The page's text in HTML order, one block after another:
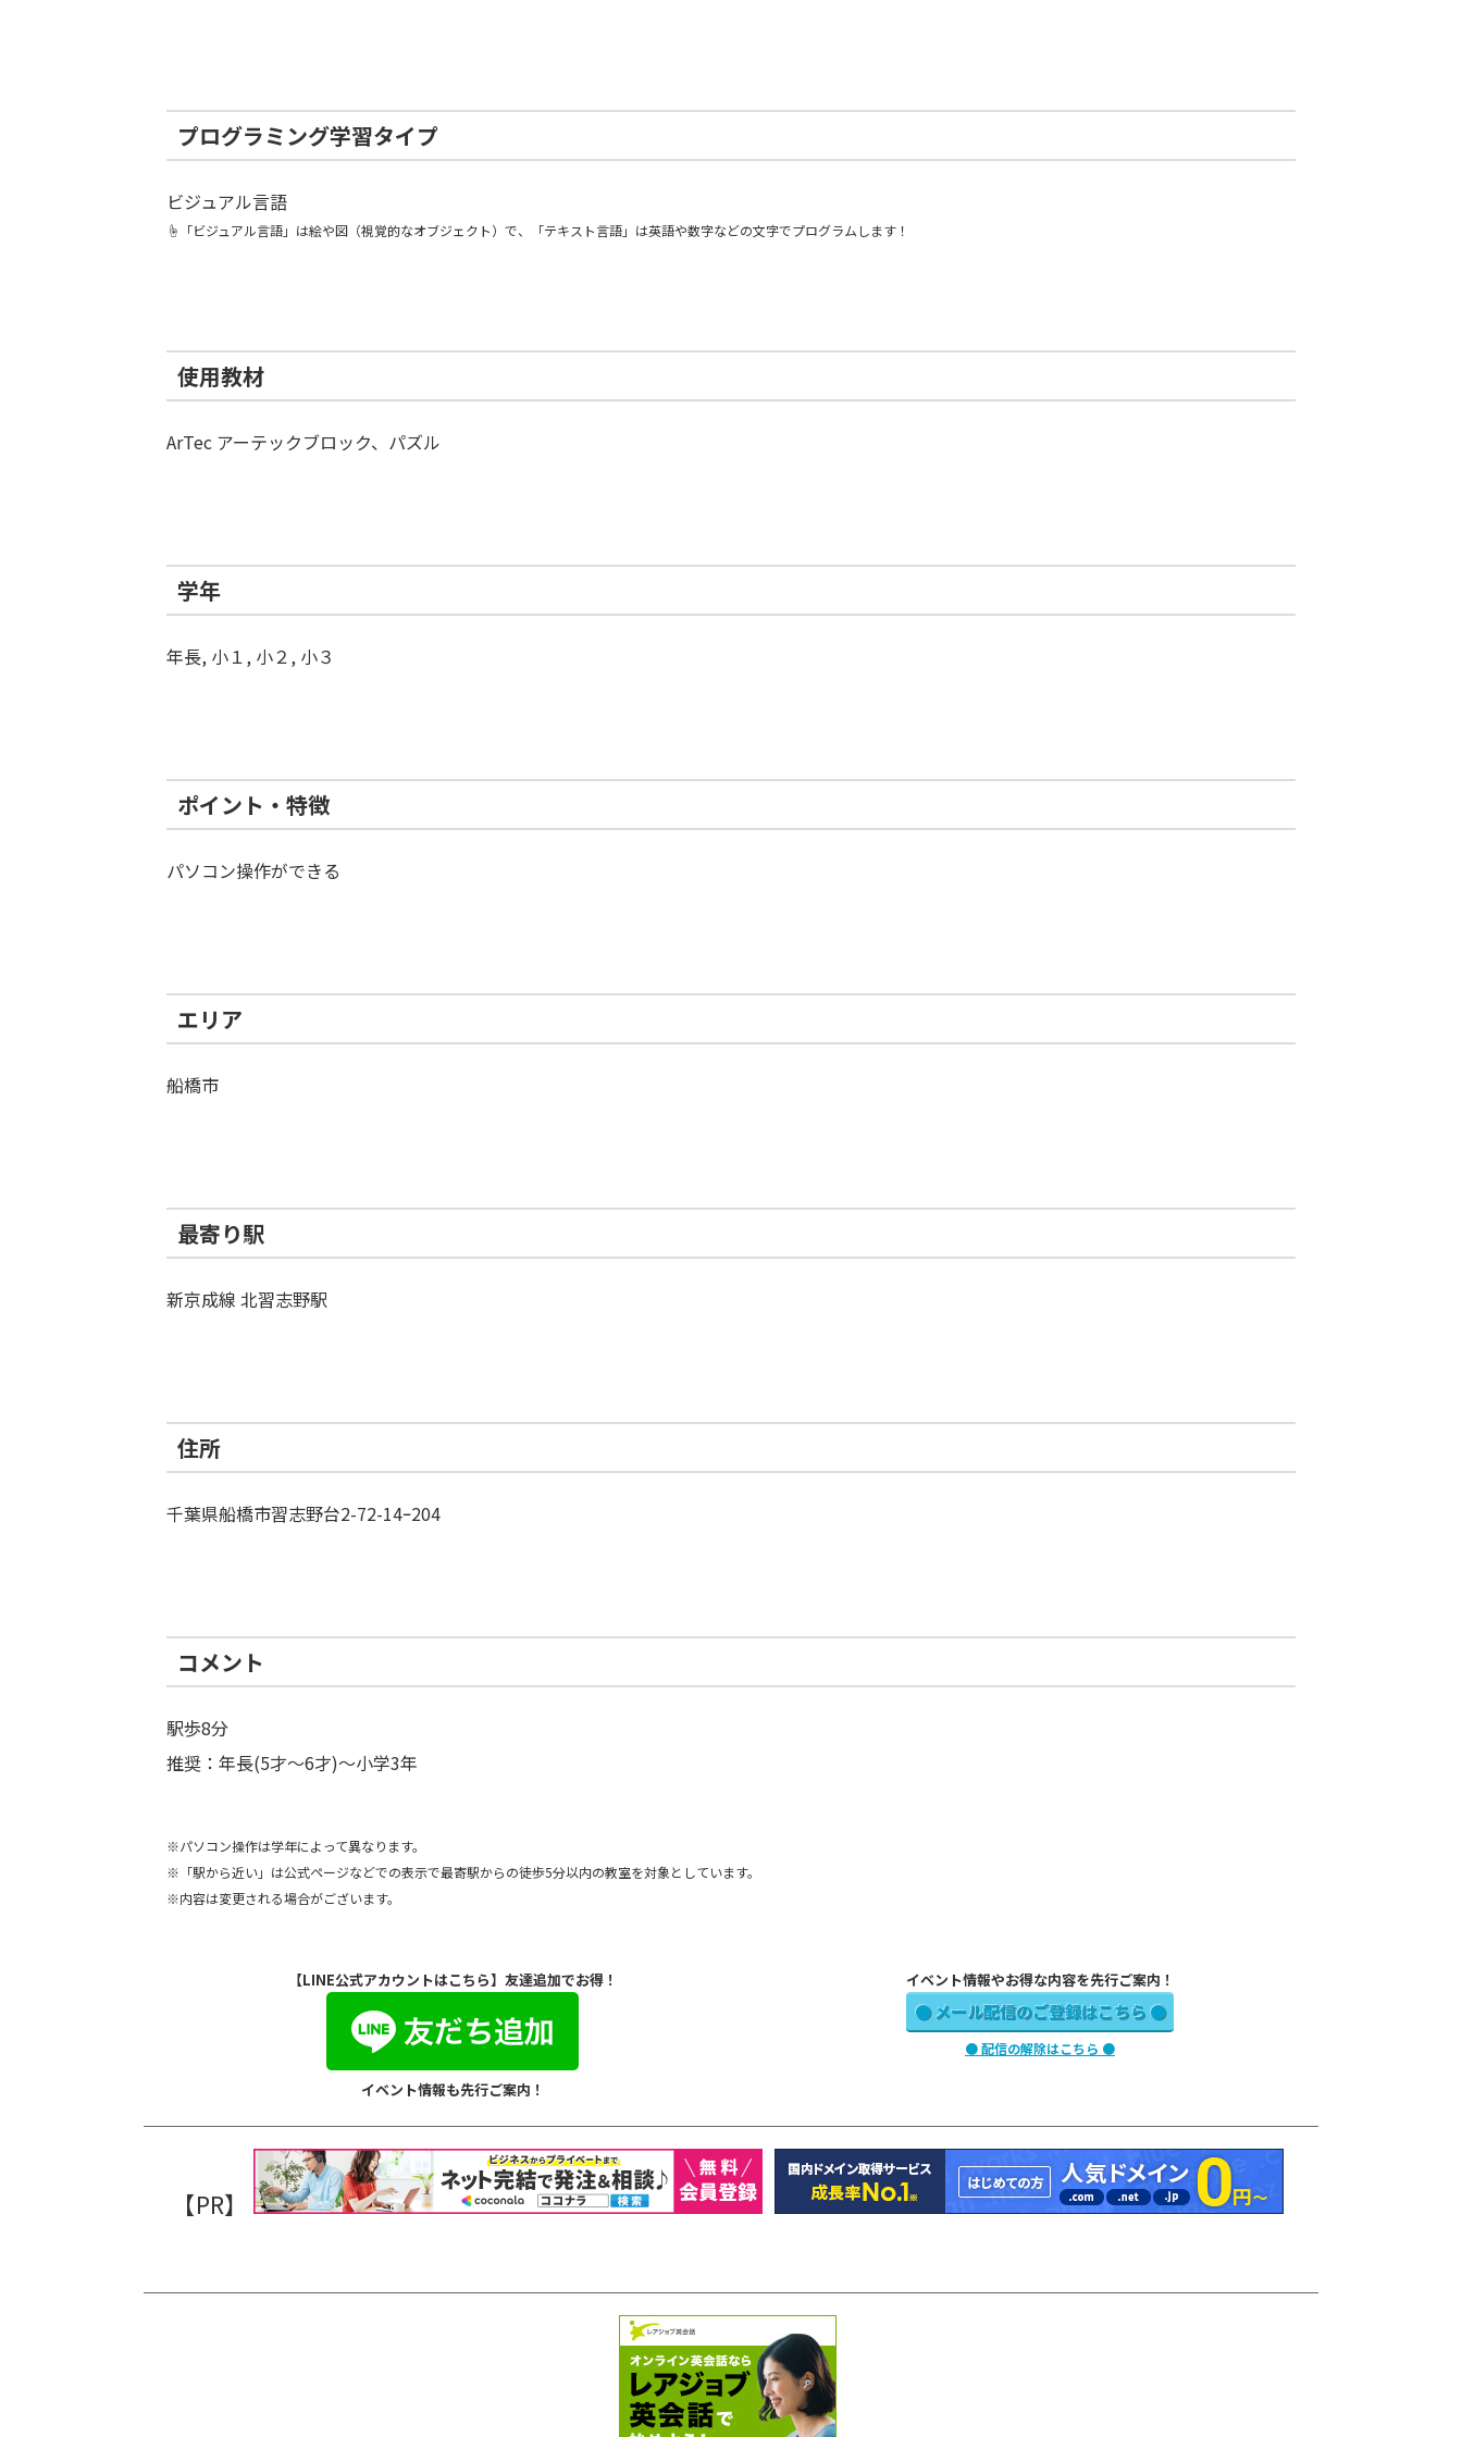
プログラミング学習タイプ
ビジュアル言語
☝️「ビジュアル言語」は絵や図（視覚的なオブジェクト）で、「テキスト言語」は英語や数字などの文字でプログラムします！
使用教材
ArTec アーテックブロック、パズル
学年
年長, 小１, 小２, 小３
ポイント・特徴
パソコン操作ができる
エリア
船橋市
最寄り駅
新京成線 北習志野駅
住所
千葉県船橋市習志野台2-72-14ｰ204
コメント
駅歩8分
推奨：年長(5才〜6才)〜小学3年
※パソコン操作は学年によって異なります。
※「駅から近い」は公式ページなどでの表示で最寄駅からの徒歩5分以内の教室を対象としています。
※内容は変更される場合がございます。
【LINE公式アカウントはこちら】友達追加でお得！
イベント情報も先行ご案内！
イベント情報やお得な内容を先行ご案内！
● メール配信のご登録はこちら ●
● 配信の解除はこちら ●
【PR】